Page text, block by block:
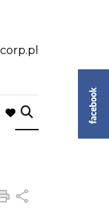
favorite
do
Drukuj